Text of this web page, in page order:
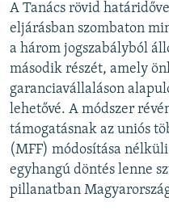
A Tanács rövid
eljárásban szombaton
a három jogszabályból
második részét, amely
garanciavállaláson
lehetővé. A módszer
támogatásnak az uniós
(MFF) módosítása
egyhangú döntés lenne
pillanatban